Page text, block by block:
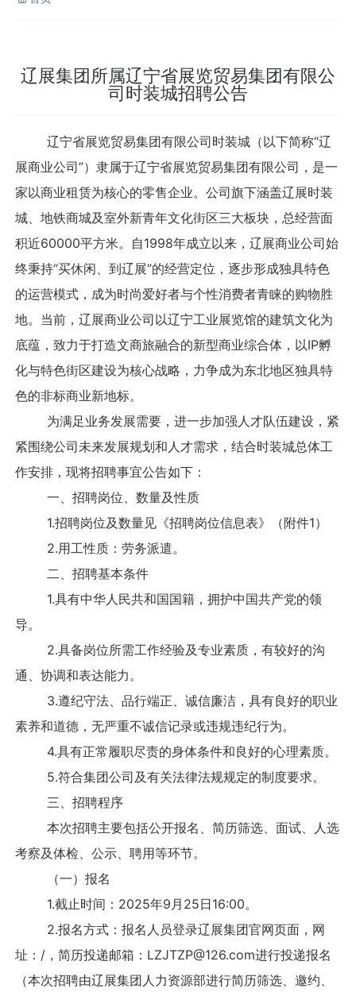
联系我们
辽展集团所属辽宁省展览贸易集团有限公
司时装城招聘公告
辽宁省展览贸易集团有限公司时装城（以下简称“辽
展商业公司”）隶属于辽宁省展览贸易集团有限公司，是一
家以商业租赁为核心的零售企业。公司旗下涵盖辽展时装
城、地铁商城及室外新青年文化街区三大板块，总经营面
积近60000平方米。自1998年成立以来，辽展商业公司始
终秉持“买休闲、到辽展”的经营定位，逐步形成独具特色
的运营模式，成为时尚爱好者与个性消费者青睐的购物胜
地。当前，辽展商业公司以辽宁工业展览馆的建筑文化为
底蕴，致力于打造文商旅融合的新型商业综合体，以IP孵
化与特色街区建设为核心战略，力争成为东北地区独具特
色的非标商业新地标。
为满足业务发展需要，进一步加强人才队伍建设，紧
紧围绕公司未来发展规划和人才需求，结合时装城总体工
作安排，现将招聘事宜公告如下：
一、招聘岗位、数量及性质
1.招聘岗位及数量见《招聘岗位信息表》（附件1）
2.用工性质：劳务派遣。
二、招聘基本条件
1.具有中华人民共和国国籍，拥护中国共产党的领
导。
2.具备岗位所需工作经验及专业素质，有较好的沟
通、协调和表达能力。
3.遵纪守法、品行端正、诚信廉洁，具有良好的职业
素养和道德，无严重不诚信记录或违规违纪行为。
4.具有正常履职尽责的身体条件和良好的心理素质。
5.符合集团公司及有关法律法规规定的制度要求。
三、招聘程序
本次招聘主要包括公开报名、简历筛选、面试、人选
考察及体检、公示、聘用等环节。
（一）报名
1.截止时间：2025年9月25日16:00。
2.报名方式：报名人员登录辽展集团官网页面，网
址： /，简历投递邮箱： LZJTZP@126.com进行投递报名
（本次招聘由辽展集团人力资源部进行简历筛选、邀约、